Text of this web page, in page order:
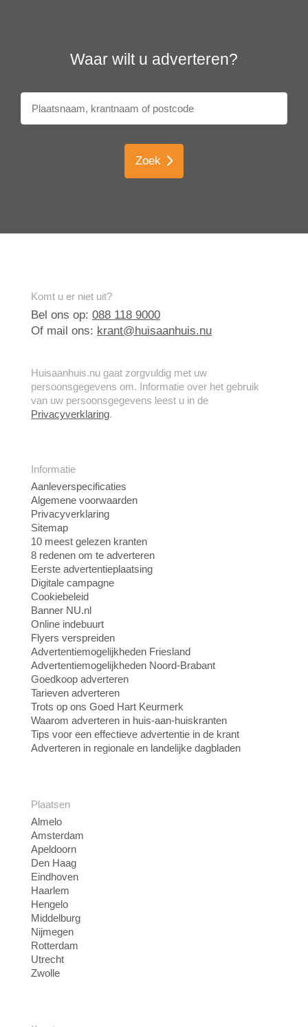
Waar wilt u adverteren?
Zoek
Komt u er niet uit?
Bel ons op: 088 118 9000
Of mail ons: krant@huisaanhuis.nu
Huisaanhuis.nu gaat zorgvuldig met uw
persoonsgegevens om. Informatie over het gebruik
van uw persoonsgegevens leest u in de
Privacyverklaring.
Informatie
Aanleverspecificaties
Algemene voorwaarden
Privacyverklaring
Sitemap
10 meest gelezen kranten
8 redenen om te adverteren
Eerste advertentieplaatsing
Digitale campagne
Cookiebeleid
Banner NU.nl
Online indebuurt
Flyers verspreiden
Advertentiemogelijkheden Friesland
Advertentiemogelijkheden Noord-Brabant
Goedkoop adverteren
Tarieven adverteren
Trots op ons Goed Hart Keurmerk
Waarom adverteren in huis-aan-huiskranten
Tips voor een effectieve advertentie in de krant
Adverteren in regionale en landelijke dagbladen
Plaatsen
Almelo
Amsterdam
Apeldoorn
Den Haag
Eindhoven
Haarlem
Hengelo
Middelburg
Nijmegen
Rotterdam
Utrecht
Zwolle